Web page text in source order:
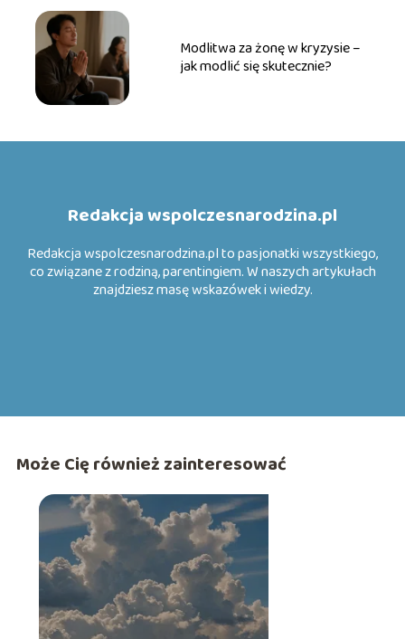
Modlitwa za żonę w kryzysie –
jak modlić się skutecznie?
Redakcja wspolczesnarodzina.pl
Redakcja wspolczesnarodzina.pl to pasjonatki wszystkiego,
co związane z rodziną, parentingiem. W naszych artykułach
znajdziesz masę wskazówek i wiedzy.
Może Cię również zainteresować